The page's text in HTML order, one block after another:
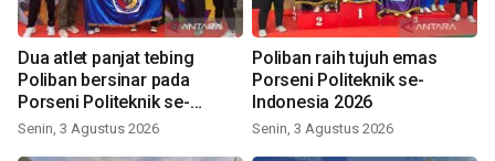
Dua atlet panjat tebing
Poliban bersinar pada
Porseni Politeknik se-
Indonesia 2026
Senin, 3 Agustus 2026
Poliban raih tujuh emas
Porseni Politeknik se-
Indonesia 2026
Senin, 3 Agustus 2026